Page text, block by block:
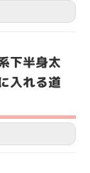
下半身太
入れる道